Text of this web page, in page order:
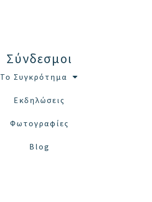
Σύνδεσμοι
Το Συγκρότημα
Εκδηλώσεις
Φωτογραφίες
Blog